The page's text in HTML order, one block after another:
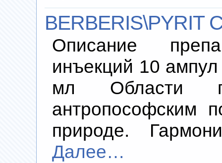
BERBERIS\PYRIT
Описание
инъекций 10
мл Области
антропософским
природе.
Далее…